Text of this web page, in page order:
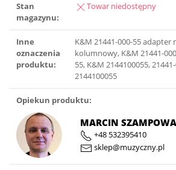
Stan
magazynu:
Towar niedostępny
Inne
oznaczenia
produktu:
K&M 21441-000-55 adapter
kolumnowy, K&M 21441-
55, K&M 2144100055,
2144100055
Opiekun produktu:
MARCIN
+48 532395410
sklep@muzyczny.pl